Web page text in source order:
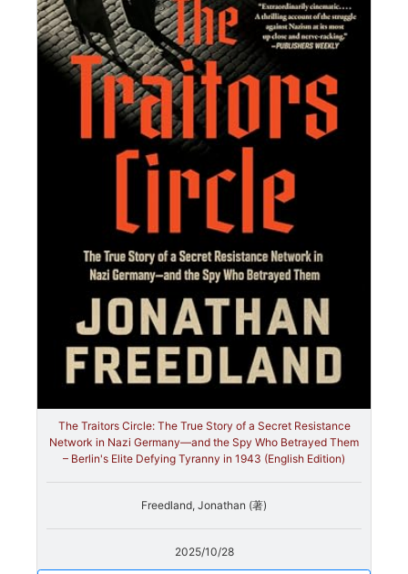
The Traitors Circle: The True Story of a Secret Resistance
Network in Nazi Germany—and the Spy Who Betrayed Them
– Berlin's Elite Defying Tyranny in 1943 (English Edition)
Freedland, Jonathan (著)
2025/10/28